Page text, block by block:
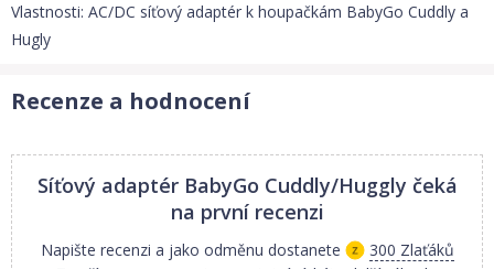
Vlastnosti: AC/DC síťový adaptér k houpačkám BabyGo Cuddly a
Hugly
Recenze a hodnocení
Síťový adaptér BabyGo Cuddly/Huggly čeká
na první recenzi
Napište recenzi a jako odměnu dostanete
300 Zlaťáků